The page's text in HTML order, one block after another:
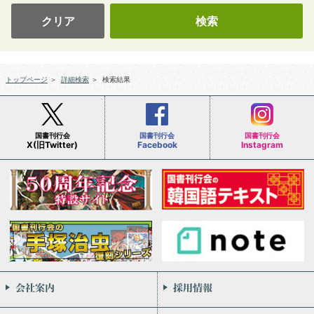
クリア
トップページ ＞ 詳細検索 ＞ 検索結果
国書刊行会
X(旧Twitter)
国書刊行会
Facebook
国書刊行会
Instagram
会社案内